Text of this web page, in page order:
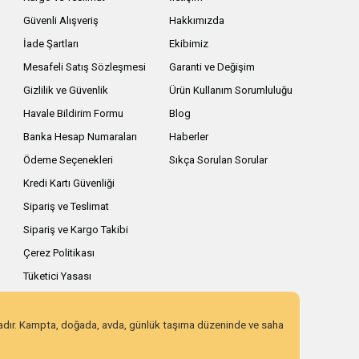
kesimli, hızlı kullanım sağlayan ve çanta
kullanımı veya daha sportif dış giyim
kullanım amacına göre değişebilir. Tek
bir outdoor panço, ani yağışlarda kıyafetlerinizi
Kamp, yürüyüş ve seyahatlerde tercih edilir.
Güvenli Alışveriş
İade Şartları
Mesafeli Satış Sözleşmesi
Gizlilik ve Güvenlik
Havale Bildirim Formu
Banka Hesap Numaraları
Ödeme Seçenekleri
Kredi Kartı Güvenliği
Sipariş ve Teslimat
Sipariş ve Kargo Takibi
Çerez Politikası
Tüketici Yasası
Hakkımızda
Ekibimiz
Garanti ve Değişim
Ürün Kullanım Sorumluluğu
Blog
Haberler
Sıkça Sorulan Sorular
Kampta, doğada, avda, günlük taşıma düzeninde ve saha